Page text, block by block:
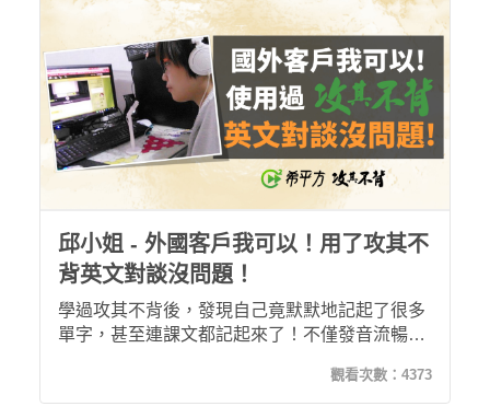
邱小姐 - 外國客戶我可以！用了攻其不
背英文對談沒問題！
學過攻其不背後，發現自己竟默默地記起了很多
單字，甚至連課文都記起來了！不僅發音流暢度
觀看次數： 4373